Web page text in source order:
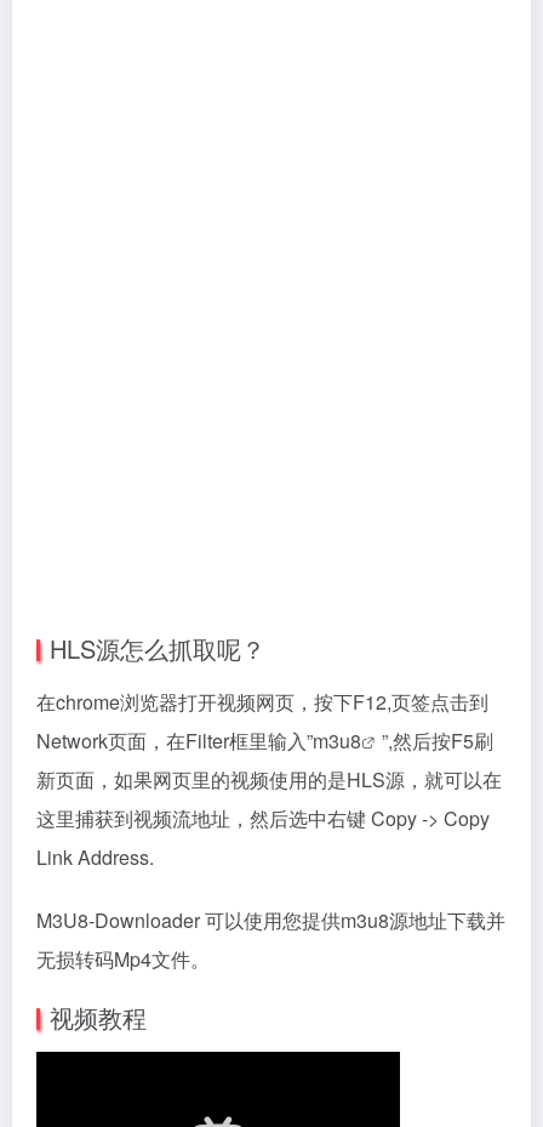
HLS源怎么抓取呢？
在chrome浏览器打开视频网页，按下F12,页签点击到
Network页面，在Filter框里输入”m3u8
”,然后按F5刷
新页面，如果网页里的视频使用的是HLS源，就可以在
这里捕获到视频流地址，然后选中右键 Copy -> Copy
Link Address.
M3U8-Downloader 可以使用您提供m3u8源地址下载并
无损转码Mp4文件。
视频教程